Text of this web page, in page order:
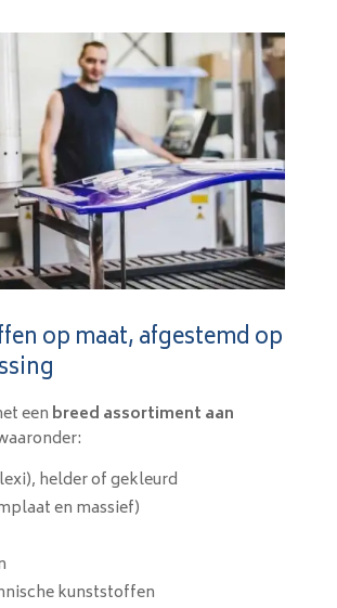
op maat, afgestemd op
een breed assortiment aan
helder of gekleurd
en massief)
kunststoffen